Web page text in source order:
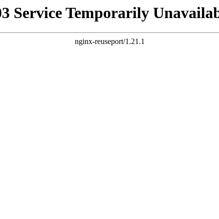
Service Temporarily
nginx-reuseport/1.21.1